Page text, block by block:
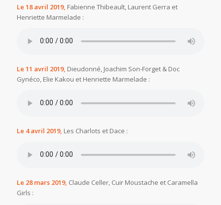
Le 18 avril 2019, Fabienne Thibeault, Laurent Gerra et
Henriette Marmelade :
Le 11 avril 2019, Dieudonné, Joachim Son-Forget & Doc
Gynéco, Elie Kakou et Henriette Marmelade :
Le 4 avril 2019, Les Charlots et Dace :
Le 28 mars 2019, Claude Celler, Cuir Moustache et Caramella
Girls :